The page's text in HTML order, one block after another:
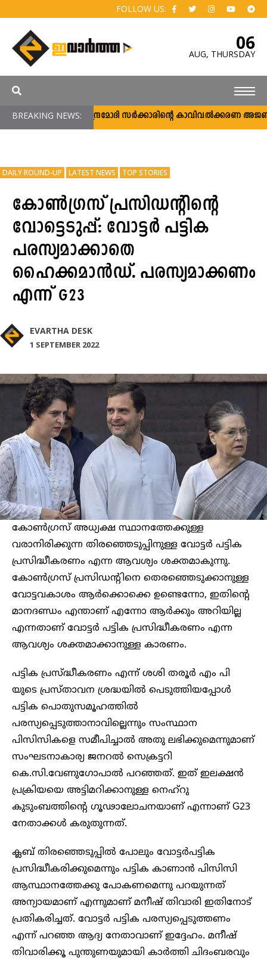
FOLLOW US:
06
AUG, THURSDAY
BREAKING NEWS:നരേന്ദ്രമോദി സര്‍ക്കാരിന്റെ കാവിവല്‍ക്കരണ
DAILY ROUND-UP LATEST NEWS TOP STORIES
കോൺഗ്രസ് പ്രസിഡന്റിന്റെ
വോട്ടെടുപ്പ്: വോട്ടർ പട്ടിക
പരസ്യമാക്കാതെ
ഹൈക്കമാൻഡ്. പരസ്യമാക്കണം
എന്ന് G23
EVARTHA DESK
1 SEPTEMBER 2022
കോൺഗ്രസ് അധ്യക്ഷ സ്ഥാനത്തേക്കുള്ള
വരാനിരിക്കുന്ന തിരഞ്ഞെടുപ്പിനുള്ള വോട്ടർ പട്ടിക
പ്രസിദ്ധീകരണം എന്ന ആവശ്യം ശക്തമാകുന്നു.
കോൺഗ്രസ് പ്രസിഡന്റിനെ തെരഞ്ഞെടുക്കാനുള്ള
വോട്ടവകാശം ആർക്കൊക്കെ ഉണ്ടെന്നോ, ഇതിന്റെ
മാനദണ്ഡം എന്താണ് എന്നോ ആർക്കും അറിയില്ല
എന്നതാണ് വോട്ടർ പട്ടിക പ്രസിദ്ധീകരണം എന്ന
ആവശ്യം ശക്തമാക്കാനുള്ള കാരണം.
പട്ടിക പ്രസ്ദ്ധീകരണം എന്ന് ശശി തരൂർ എം പി
യുടെ പ്രസ്താവന ശ്രദ്ധയിൽ പെടുത്തിയപ്പോൾ
പട്ടിക പൊതുസമൂഹത്തിൽ
പരസ്യപ്പെടുത്താനാവില്ലെന്നും സംസ്ഥാന
പിസിസികളെ സമീപിച്ചാൽ അതു ലഭിക്കുമെന്നുമാണ്
സംഘടനാകാര്യ ജനറൽ സെക്രട്ടറി
കെ.സി.വേണുഗോപാൽ പറഞ്ഞത്. ഇത് ഇലക്ഷൻ
പ്രക്രിയയെ അട്ടിമറിക്കാനുള്ള നെഹ്‌റു
കുടുംബത്തിന്റെ ഗൂഢാലോചനയാണ് എന്നാണ് G23
നേതാക്കൾ കരുതുന്നത്.
ക്ലബ് തിരഞ്ഞെടുപ്പിൽ പോലും വോട്ടർപട്ടിക
പ്രസിദ്ധീകരിക്കുമെന്നും പട്ടിക കാണാൻ പിസിസി
ആസ്ഥാനത്തേക്കു പോകണമെന്നു പറയുന്നത്
അന്യായമാണ് എന്നുമാണ് മനീഷ് തിവാരി ഇതിനോട്
പ്രതികരിച്ചത്. വോട്ടർ പട്ടിക പരസ്യപ്പെടുത്തണം
എന്ന് പറഞ്ഞ ആദ്യ നേതാവാണ് ഇദ്ദേഹം. മനീഷ്
തിവാരിക്കൂ പുന്തുണയുമായി കാർത്തി ചിദംബരവും